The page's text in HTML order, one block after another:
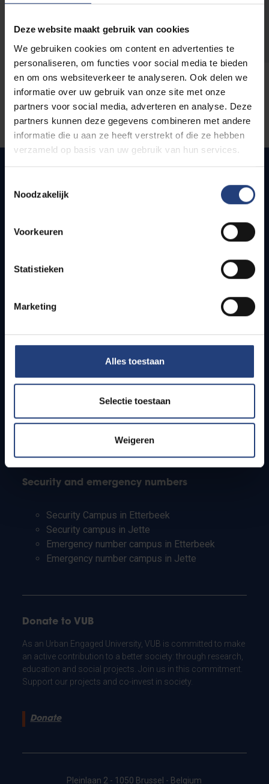
Deze website maakt gebruik van cookies
We gebruiken cookies om content en advertenties te
personaliseren, om functies voor social media te bieden
en om ons websiteverkeer te analyseren. Ook delen we
informatie over uw gebruik van onze site met onze
partners voor social media, adverteren en analyse. Deze
partners kunnen deze gegevens combineren met andere
informatie die u aan ze heeft verstrekt of die ze hebben
verzameld op basis van uw gebruik van hun services.
Noodzakelijk
Voorkeuren
Statistieken
Marketing
Alles toestaan
Selectie toestaan
Weigeren
Quick links
How to get to the VUB campuses
Students
PhD students
Teachers and secondary schools
Working students
Security and emergency numbers
Security Campus in Etterbeek
Security campus in Jette
Emergency number campus in Etterbeek
Emergency number campus in Jette
Donate to VUB
As an Urban Engaged University, VUB is committed to make
an active contribution to a better society: through research,
education and social projects. Join us in this commitment.
Support our projects and co-invest in society.
Donate
Pleinlaan 2 - 1050 Brussel - Belgium